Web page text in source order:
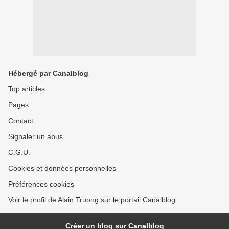
Hébergé par Canalblog
Top articles
Pages
Contact
Signaler un abus
C.G.U.
Cookies et données personnelles
Préférences cookies
Voir le profil de Alain Truong sur le portail Canalblog
Créer un blog sur Canalblog